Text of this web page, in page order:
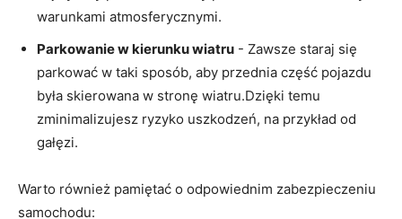
warunkami atmosferycznymi.
Parkowanie w kierunku wiatru ‌-⁤ Zawsze staraj się
parkować w​ taki ⁢sposób, aby przednia część⁢ pojazdu
była skierowana⁣ w stronę wiatru.Dzięki temu
zminimalizujesz ryzyko ⁣uszkodzeń, na​ przykład od
gałęzi.
Warto również pamiętać⁣ o odpowiednim⁣ zabezpieczeniu
samochodu: